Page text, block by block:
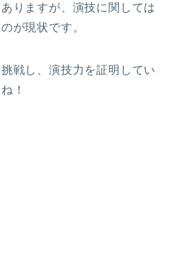
りますが、演技に関しては
が現状です。
戦し、演技力を証明してい
！